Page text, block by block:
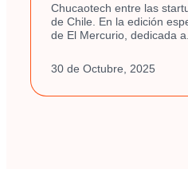
Chucaotech entre las
de Chile. En la edición
de El Mercurio, dedicada
30 de Octubre, 2025